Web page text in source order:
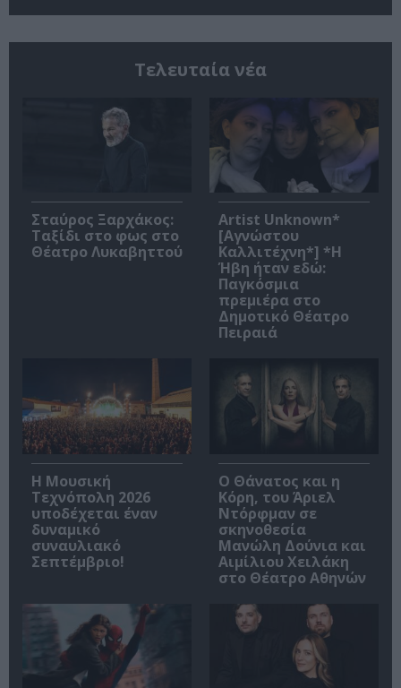
Τελευταία νέα
Σταύρος Ξαρχάκος:
Ταξίδι στο φως στο
Θέατρο Λυκαβηττού
Artist Unknown*
[Αγνώστου
Καλλιτέχνη*] *Η
Ήβη ήταν εδώ:
Παγκόσμια
πρεμιέρα στο
Δημοτικό Θέατρο
Πειραιά
Η Μουσική
Τεχνόπολη 2026
υποδέχεται έναν
δυναμικό
συναυλιακό
Σεπτέμβριο!
Ο Θάνατος και η
Κόρη, του Άριελ
Ντόρφμαν σε
σκηνοθεσία
Μανώλη Δούνια και
Αιμίλιου Χειλάκη
στο Θέατρο Αθηνών